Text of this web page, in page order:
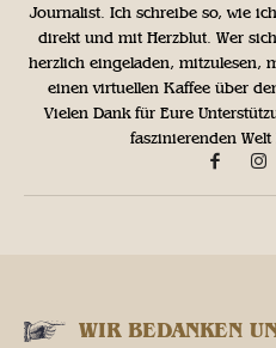
Journalist. Ich schreibe so, wie
direkt und mit Herzblut. Wer
herzlich eingeladen, mitzulesen,
einen virtuellen Kaffee über
Vielen Dank für Eure
faszinierenden Welt
WIR BEDANKEN